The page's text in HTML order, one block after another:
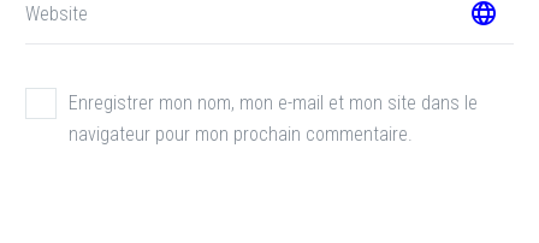
Enregistrer mon nom, mon e-mail et mon site dans le
navigateur pour mon prochain commentaire.